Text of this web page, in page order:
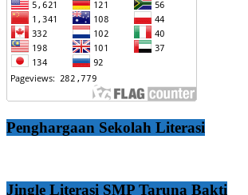
Penghargaan Sekolah Literasi
Jingle Literasi SMP Taruna Bakti